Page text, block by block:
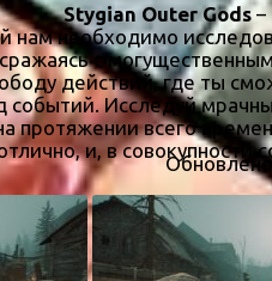
Stygian Outer Gods–
нам необходимо
с
действий, где ты
событий. Исследуй
протяжении всего
и, в